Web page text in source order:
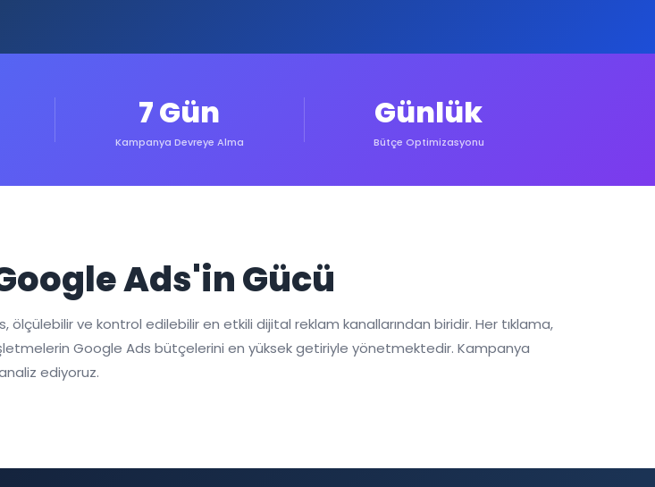
7 Gün
Kampanya Devreye Alma
Günlük
Bütçe Optimizasyonu
Ads'in Gücü
ve kontrol edilebilir en etkili dijital reklam kanallarından biridir. Her tıklama,
Google Ads bütçelerini en yüksek getiriyle yönetmektedir. Kampanya
ediyoruz.